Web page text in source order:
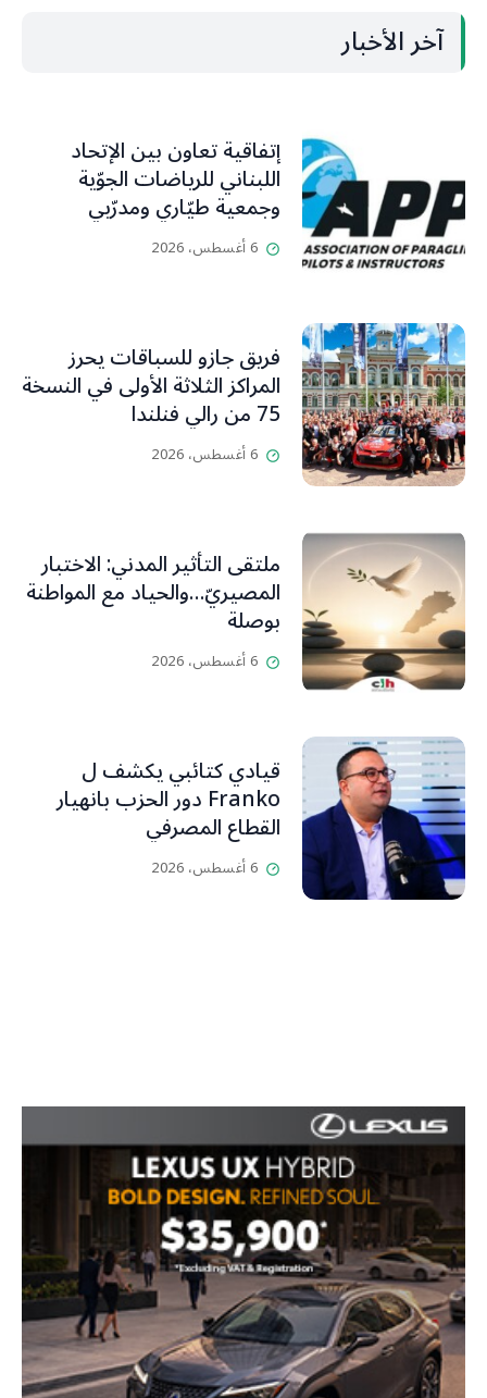
آخر الأخبار
إتفاقية تعاون بين الإتحاد
اللبناني للرياضات الجوّية
وجمعية طيّاري ومدرّبي
الطيران الشراعي
6 أغسطس، 2026
فريق جازو للسباقات يحرز
المراكز الثلاثة الأولى في النسخة
75 من رالي فنلندا
6 أغسطس، 2026
ملتقى التأثير المدني: الاختبار
المصيريّ…والحياد مع المواطنة
بوصلة
6 أغسطس، 2026
قيادي كتائبي يكشف ل
Franko دور الحزب بانهيار
القطاع المصرفي
6 أغسطس، 2026